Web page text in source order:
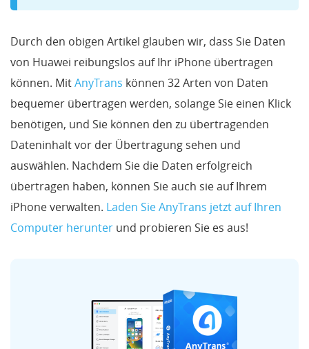
Durch den obigen Artikel glauben wir, dass Sie Daten
von Huawei reibungslos auf Ihr iPhone übertragen
können. MitAnyTrans können 32 Arten von Daten
bequemer übertragen werden, solange Sie einen Klick
benötigen, und Sie können den zu übertragenden
Dateninhalt vor der Übertragung sehen und
auswählen. Nachdem Sie die Daten erfolgreich
übertragen haben, können Sie auch sie auf Ihrem
iPhone verwalten. Laden Sie AnyTrans jetzt auf Ihren
Computer herunter und probieren Sie es aus!